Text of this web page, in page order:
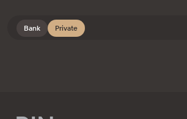
Bank Private